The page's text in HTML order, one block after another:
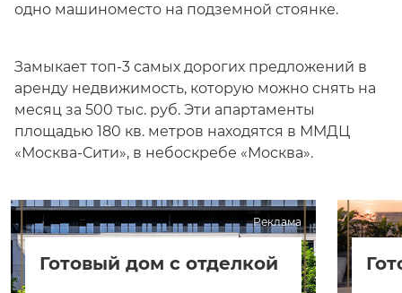
одно машиноместо на подземной стоянке.
Замыкает топ-3 самых дорогих предложений в
аренду недвижимость, которую можно снять на
месяц за 500 тыс. руб. Эти апартаменты
площадью 180 кв. метров находятся в ММДЦ
«Москва-Сити», в небоскребе «Москва».
Реклама
Готовый дом с отделкой